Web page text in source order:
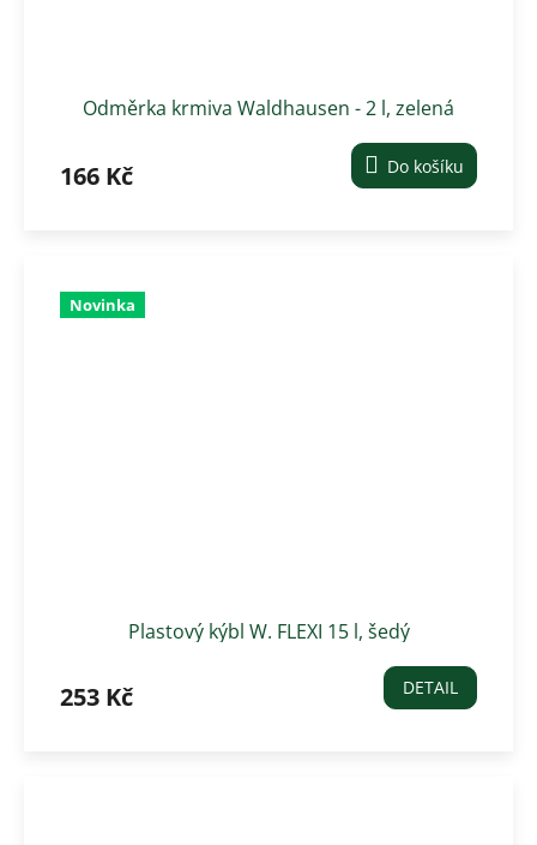
Odměrka krmiva Waldhausen - 2 l, zelená
166 Kč Do košíku
Novinka
Plastový kýbl W. FLEXI 15 l, šedý
253 Kč DETAIL